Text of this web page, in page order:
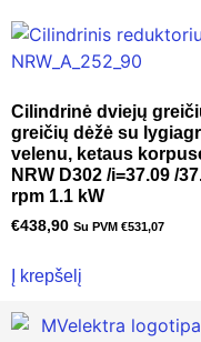
Cilindrinė dviejų
greičių dėžė su
velenu, ketaus
NRW D302 /i=37.09 /
rpm 1.1 kW
€438,90 Su PVM €531,07
Į krepšelį